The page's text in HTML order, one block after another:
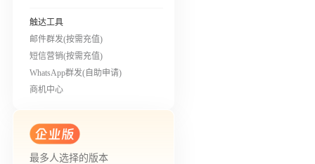
触达工具
邮件群发(按需充值)
短信营销(按需充值)
WhatsApp群发(自助申请)
商机中心
最多人选择的版本